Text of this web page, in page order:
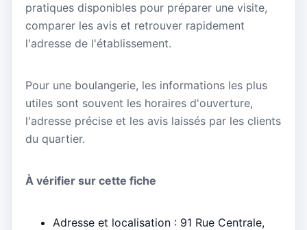
pratiques disponibles pour préparer une visite,
comparer les avis et retrouver rapidement
l'adresse de l'établissement.
Pour une boulangerie, les informations les plus
utiles sont souvent les horaires d'ouverture,
l'adresse précise et les avis laissés par les clients
du quartier.
À vérifier sur cette fiche
Adresse et localisation : 91 Rue Centrale,